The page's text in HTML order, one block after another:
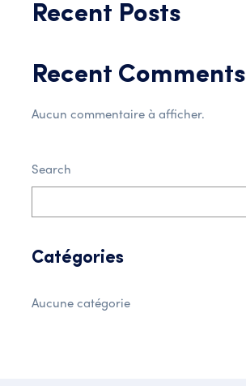
Recent Posts
Recent Comments
Aucun commentaire à afficher.
Search
Catégories
Aucune catégorie